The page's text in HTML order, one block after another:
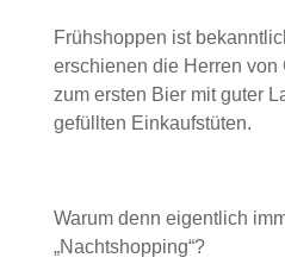
Frühshoppen ist
erschienen die Herren von
zum ersten Bier mit guter
gefüllten Einkaufstüten.
Warum denn eigentlich
„Nachtshopping“?